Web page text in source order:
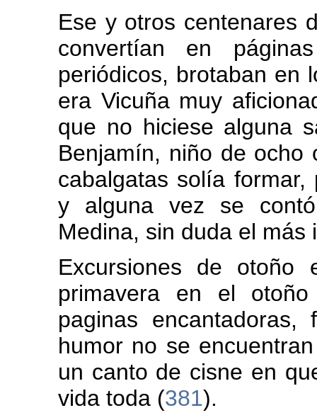
Ese y otros centenares
convertían en
periódicos, brotaban en
era Vicuña muy
que no hiciese alguna
Benjamín, niño de ocho
cabalgatas solía
y alguna vez se
Medina, sin duda el
Excursiones de otoño
primavera en el
paginas
humor no se
un canto de cisne en
vida toda (381).